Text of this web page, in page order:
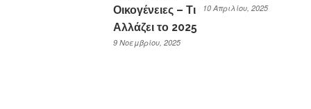
Οικογένειες – Τι
Αλλάζει το 2025
9 Νοεμβρίου, 2025
10 Απριλίου, 2025